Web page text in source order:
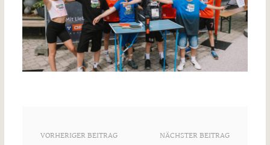
VORHERIGER BEITRAG NÄCHSTER BEITRAG